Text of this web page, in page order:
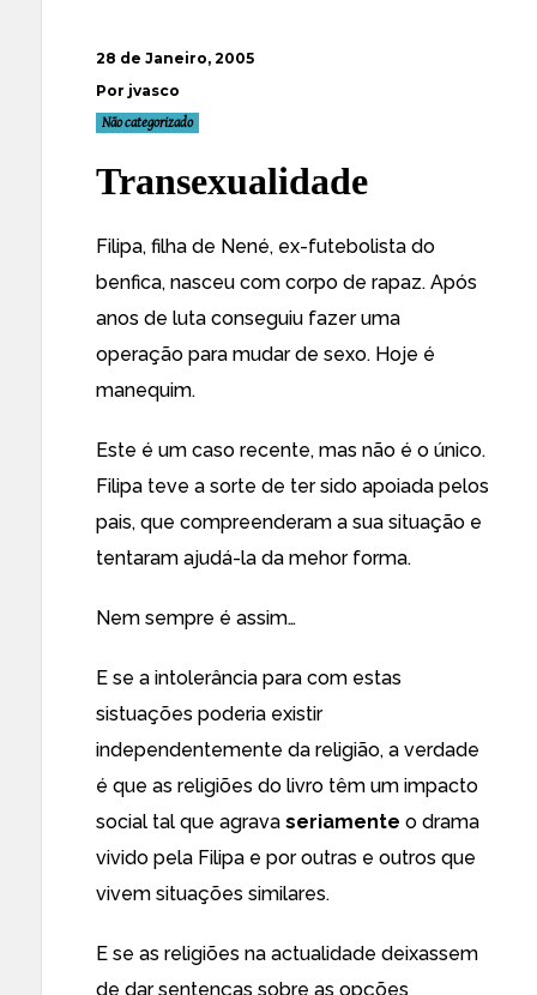
28 de Janeiro, 2005
Por jvasco
Não categorizado
Transexualidade
Filipa, filha de Nené, ex-futebolista do
benfica, nasceu com corpo de rapaz. Após
anos de luta conseguiu fazer uma
operação para mudar de sexo. Hoje é
manequim.
Este é um caso recente, mas não é o único.
Filipa teve a sorte de ter sido apoiada pelos
pais, que compreenderam a sua situação e
tentaram ajudá-la da mehor forma.
Nem sempre é assim…
E se a intolerância para com estas
sistuações poderia existir
independentemente da religião, a verdade
é que as religiões do livro têm um impacto
social tal que agrava seriamente o drama
vivido pela Filipa e por outras e outros que
vivem situações similares.
E se as religiões na actualidade deixassem
de dar sentenças sobre as opções